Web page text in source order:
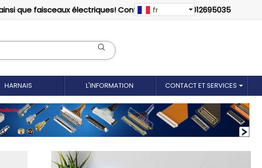
que faisceaux électriques! Contactez-nous: 18012695035
fr
HARNAIS L'INFORMATION CONTACT ET SERVICES